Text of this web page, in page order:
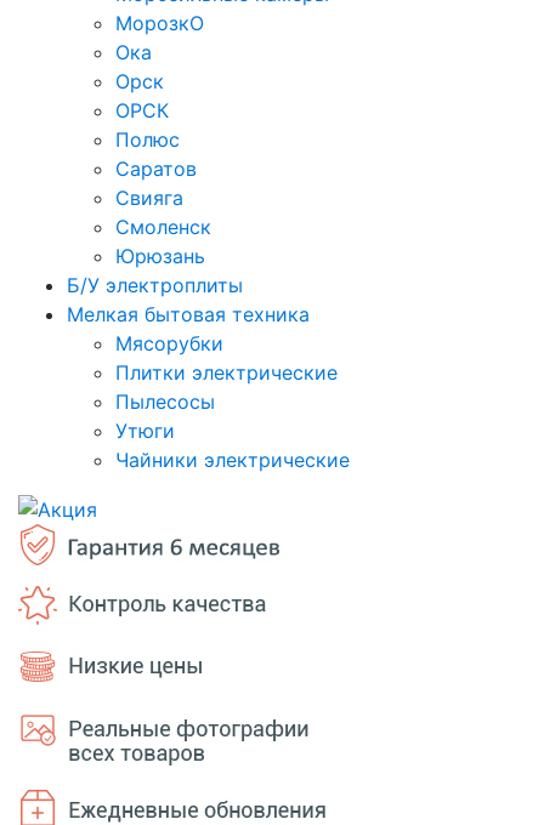
МорозкО
Ока
Орск
ОРСК
Полюс
Саратов
Свияга
Смоленск
Юрюзань
Б/У электроплиты
Мелкая бытовая техника
Мясорубки
Плитки электрические
Пылесосы
Утюги
Чайники электрические